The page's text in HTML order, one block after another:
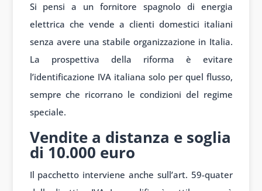
Si pensi a un fornitore spagnolo di energia
elettrica che vende a clienti domestici italiani
senza avere una stabile organizzazione in Italia.
La prospettiva della riforma è evitare
l’identificazione IVA italiana solo per quel flusso,
sempre che ricorrano le condizioni del regime
speciale.
Vendite a distanza e soglia
di 10.000 euro
Il pacchetto interviene anche sull’art. 59-quater